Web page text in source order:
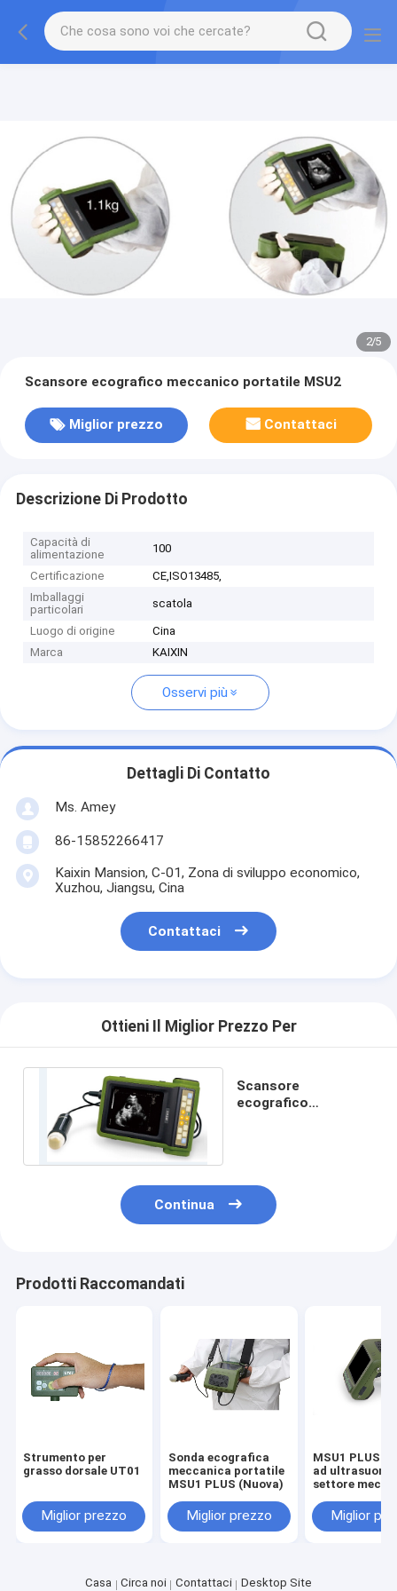
2/5
Scansore ecografico meccanico portatile MSU2
Miglior prezzo Contattaci
Descrizione Di Prodotto
Capacità di
alimentazione
100
Certificazione
CE,ISO13485,
Imballaggi
particolari
scatola
Luogo di origine
Cina
Marca
KAIXIN
Osservi più
Dettagli Di Contatto
Ms. Amey
86-15852266417
Kaixin Mansion, C-01, Zona di sviluppo economico,
Xuzhou, Jiangsu, Cina
Contattaci
Ottieni Il Miglior Prezzo Per
Scansore
ecografico
Continua
Prodotti Raccomandati
Strumento per
grasso dorsale UT01
Miglior prezzo
Sonda ecografica
meccanica portatile
MSU1 PLUS (Nuova)
Miglior prezzo
MSU1 PLUS
ad ultrasuoni
settore
Miglior
Casa Circa noi Contattaci Desktop Site